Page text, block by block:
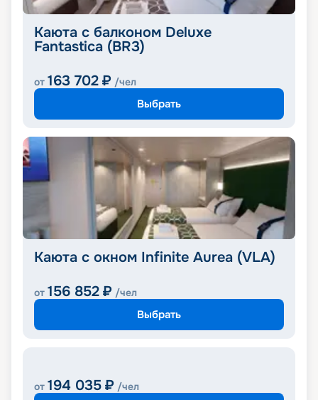
Каюта с балконом Deluxe
Fantastica (BR3)
от 163 702 ₽ /чел
Выбрать
Каюта с окном Infinite Aurea (VLA)
от 156 852 ₽ /чел
Выбрать
от 194 035 ₽ /чел